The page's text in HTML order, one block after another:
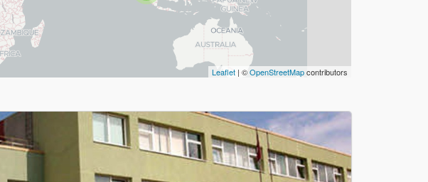
Leaflet| ©OpenStreetMapcontributors